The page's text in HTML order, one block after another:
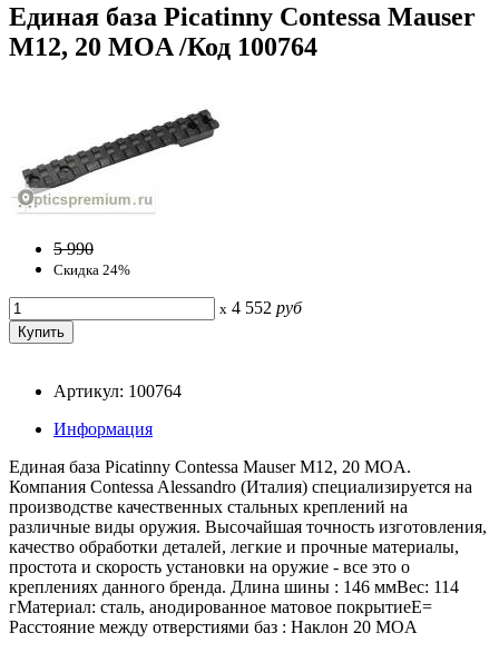
Единая база Picatinny Contessa Mauser
M12, 20 MOA /Код 100764
5 990
Скидка 24%
x 4 552 руб
Артикул: 100764
Информация
Единая база Picatinny Contessa Mauser M12, 20 MOA.
Компания Contessa Alessandro (Италия) специализируется на
производстве качественных стальных креплений на
различные виды оружия. Высочайшая точность изготовления,
качество обработки деталей, легкие и прочные материалы,
простота и скорость установки на оружие - все это о
креплениях данного бренда. Длина шины : 146 ммВес: 114
гМатериал: сталь, анодированное матовое покрытиеE=
Расстояние между отверстиями баз : Наклон 20 MOA